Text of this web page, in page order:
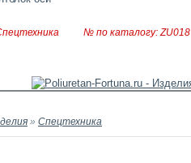
№ по каталогу: ZU018
» Спецтехника